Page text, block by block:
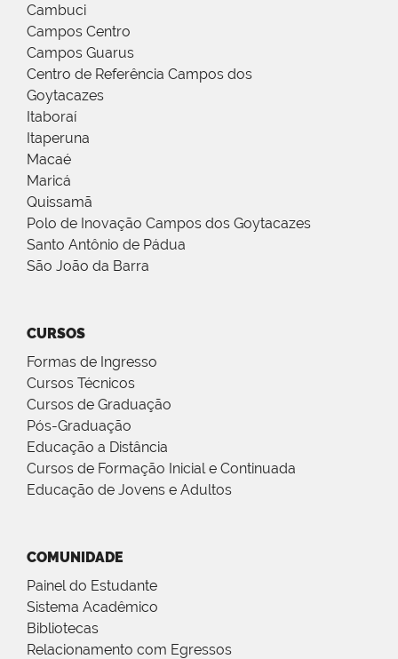
Cambuci
Campos Centro
Campos Guarus
Centro de Referência Campos dos
Goytacazes
Itaboraí
Itaperuna
Macaé
Maricá
Quissamã
Polo de Inovação Campos dos Goytacazes
Santo Antônio de Pádua
São João da Barra
CURSOS
Formas de Ingresso
Cursos Técnicos
Cursos de Graduação
Pós-Graduação
Educação a Distância
Cursos de Formação Inicial e Continuada
Educação de Jovens e Adultos
COMUNIDADE
Painel do Estudante
Sistema Acadêmico
Bibliotecas
Relacionamento com Egressos